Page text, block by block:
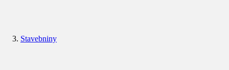
Stavebniny